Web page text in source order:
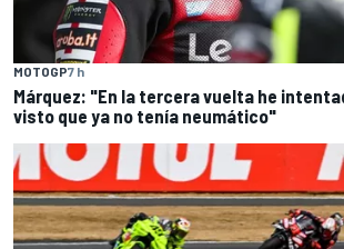
MOTOGP7 h
Márquez: "En la tercera vuelta he
visto que ya no tenía neumático"